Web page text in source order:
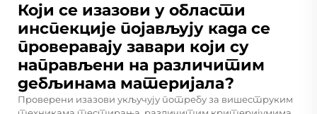
Који се изазови у области
инспекције појављују када се
проверавају завари који су
направљени на различитим
дебљинама материјала?
Проверени изазови укључују потребу за вишеструким